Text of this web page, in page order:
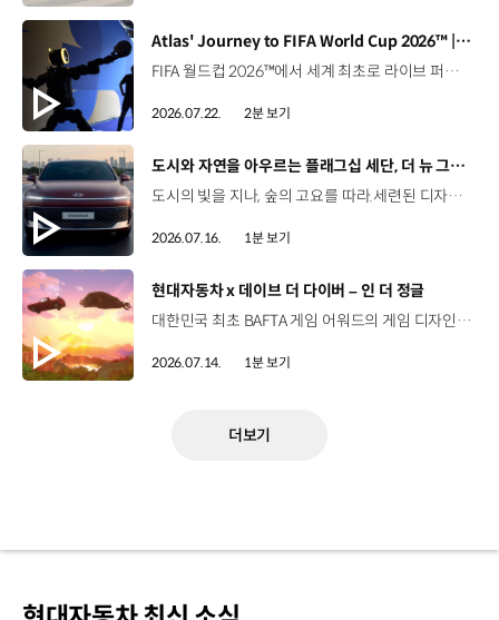
[동영상]
Atlas' Journey to FIFA World Cup 2026™ | 보스턴 다이나믹스
FIFA 월드컵 2026™에서 세계 최초로 라이브 퍼포먼스를 선보인 아틀라스.그 현장을 완성한 시니어 프로그램 매니저 세스 데이비스(Seth Davis)가 전하는 퍼포먼스의 비하인드 스토리를 만나보세요. 인터뷰 전문 보기 ▶ 자세히 보기 ▶ #현대자동차 #보스턴다이나믹스 #아틀라스 #로보틱스 #BostonDynamics #Atlas #Robotics #NextStartsNow
2026.07.22. 2분 보기
[동영상]
도시와 자연을 아우르는 플래그십 세단, 더 뉴 그랜저
도시의 빛을 지나, 숲의 고요를 따라.세련된 디자인과 정제된 주행 감각으로모든 순간을 편안하게 완성하는 더 뉴 그랜저를 만나보세요. *본 영상은 AI를 활용해 제작했습니다. #현대자동차 #더뉴그랜저 #플래그십세단 #그랜저 #플레오스커넥트
2026.07.16. 1분 보기
[동영상]
현대자동차 x 데이브 더 다이버 – 인 더 정글
대한민국 최초 BAFTA 게임 어워드의 게임 디자인 부문 수상에 빛나는‘데이브 더 다이버’의 최신 DLC에 포니 픽업이 등장합니다.데이브 더 다이버 - 인 더 정글 속 포니 픽업의 활약을 체험해 보세요. Steam, Nintendo Switch 2 Nintendo Switch, PS5 PS4, Xbox Series X|S, Epic Games Store에서 만나 볼 수 있습니다. #현대자동차 #데이브더다이버 #인더정글 #민트로켓 #게임콜라보 #포니픽업 #포니 유튜브 쇼츠 보기 >
2026.07.14. 1분 보기
더보기